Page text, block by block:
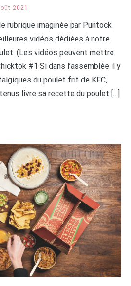
2021
rubrique imaginée par Puntock,
vidéos dédiées à notre
(Les vidéos peuvent mettre
#1 Si dans l’assemblée il y
du poulet frit de KFC,
livre sa recette du poulet […]